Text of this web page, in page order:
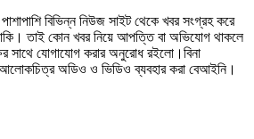
বিভিন্ন নিউজ সাইট থেকে খবর সংগ্রহ করে
তাই কোন খবর নিয়ে আপত্তি বা অভিযোগ থাকলে
সাথে যোগাযোগ করার অনুরোধ রইলো।বিনা
অডিও ও ভিডিও ব্যবহার করা বেআইনি।